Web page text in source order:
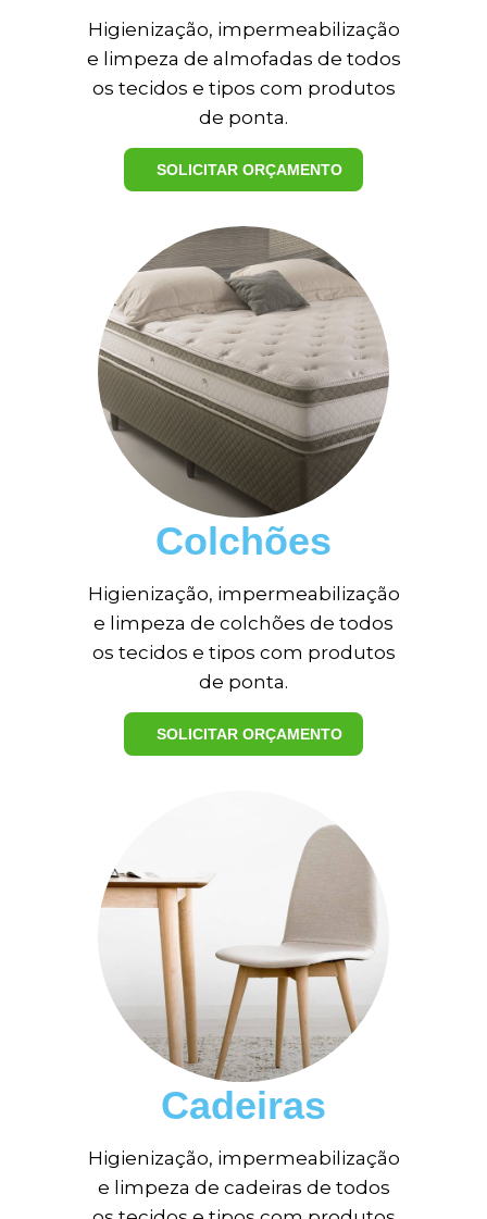
Higienização, impermeabilização
e limpeza de almofadas de todos
os tecidos e tipos com produtos
de ponta.
SOLICITAR ORÇAMENTO
Colchões
Higienização, impermeabilização
e limpeza de colchões de todos
os tecidos e tipos com produtos
de ponta.
SOLICITAR ORÇAMENTO
Cadeiras
Higienização, impermeabilização
e limpeza de cadeiras de todos